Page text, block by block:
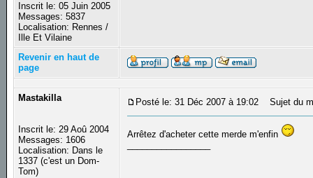
Inscrit le: 05 Juin 2005
Messages: 5837
Localisation: Rennes /
Ille Et Vilaine
Revenir en haut de
page
Mastakilla
Inscrit le: 29 Aoû 2004
Messages: 1606
Localisation: Dans le
1337 (c'est un Dom-
Tom)
Posté le: 31 Déc 2007 à 19:02 Sujet du
Arrêtez d'acheter cette merde m'enfin